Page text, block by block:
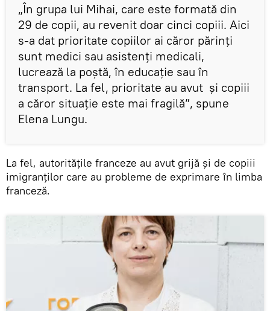
„În grupa lui Mihai, care este formată din
29 de copii, au revenit doar cinci copiii. Aici
s-a dat prioritate copiilor ai căror părinți
sunt medici sau asistenți medicali,
lucrează la poștă, în educație sau în
transport. La fel, prioritate au avut și copiii
a căror situație este mai fragilă”, spune
Elena Lungu.
La fel, autoritățile franceze au avut grijă și de copiii
imigranților care au probleme de exprimare în limba
franceză.